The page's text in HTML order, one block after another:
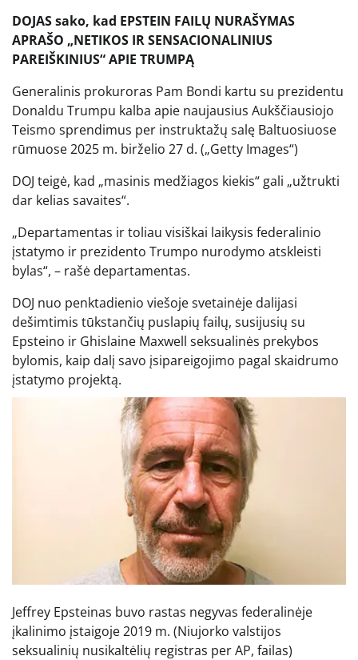
DOJAS sako, kad EPSTEIN FAILŲ NURAŠYMAS
APRAŠO „NETIKOS IR SENSACIONALINIUS
PAREIŠKINIUS“ APIE TRUMPĄ
Generalinis prokuroras Pam Bondi kartu su prezidentu
Donaldu Trumpu kalba apie naujausius Aukščiausiojo
Teismo sprendimus per instruktažų salę Baltuosiuose
rūmuose 2025 m. birželio 27 d. („Getty Images“)
DOJ teigė, kad „masinis medžiagos kiekis“ gali „užtrukti
dar kelias savaites“.
„Departamentas ir toliau visiškai laikysis federalinio
įstatymo ir prezidento Trumpo nurodymo atskleisti
bylas“, – rašė departamentas.
DOJ nuo penktadienio viešoje svetainėje dalijasi
dešimtimis tūkstančių puslapių failų, susijusių su
Epsteino ir Ghislaine Maxwell seksualinės prekybos
bylomis, kaip dalį savo įsipareigojimo pagal skaidrumo
įstatymo projektą.
Jeffrey Epsteinas buvo rastas negyvas federalinėje
įkalinimo įstaigoje 2019 m. (Niujorko valstijos
seksualinių nusikaltėlių registras per AP, failas)